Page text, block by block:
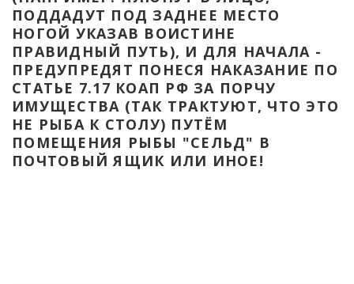
ПОДДАДУТ ПОД ЗАДНЕЕ МЕСТО
НОГОЙ УКАЗАВ ВОИСТИНЕ
ПРАВИДНЫЙ ПУТЬ), И ДЛЯ НАЧАЛА -
ПРЕДУПРЕДЯТ ПОНЕСЯ НАКАЗАНИЕ ПО
СТАТЬЕ 7.17 КОАП РФ ЗА ПОРЧУ
ИМУЩЕСТВА (ТАК ТРАКТУЮТ, ЧТО ЭТО
НЕ РЫБА К СТОЛУ) ПУТЁМ
ПОМЕЩЕНИЯ РЫБЫ "СЕЛЬД" В
ПОЧТОВЫЙ ЯЩИК ИЛИ ИНОЕ!